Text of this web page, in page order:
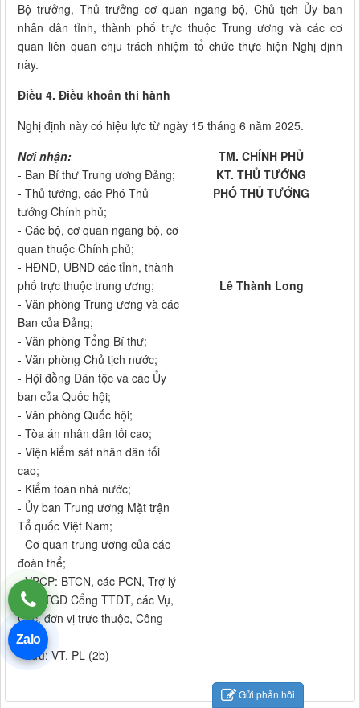
Bộ trưởng, Thủ trưởng cơ quan ngang bộ, Chủ tịch Ủy ban
nhân dân tỉnh, thành phố trực thuộc Trung ương và các cơ
quan liên quan chịu trách nhiệm tổ chức thực hiện Nghị định
này.
Điều 4. Điều khoản thi hành
Nghị định này có hiệu lực từ ngày 15 tháng 6 năm 2025.
Nơi nhận:
- Ban Bí thư Trung ương Đảng;
- Thủ tướng, các Phó Thủ
tướng Chính phủ;
- Các bộ, cơ quan ngang bộ, cơ
quan thuộc Chính phủ;
- HĐND, UBND các tỉnh, thành
phố trực thuộc trung ương;
- Văn phòng Trung ương và các
Ban của Đảng;
- Văn phòng Tổng Bí thư;
- Văn phòng Chủ tịch nước;
- Hội đồng Dân tộc và các Ủy
ban của Quốc hội;
- Văn phòng Quốc hội;
- Tòa án nhân dân tối cao;
- Viện kiểm sát nhân dân tối
cao;
- Kiểm toán nhà nước;
- Ủy ban Trung ương Mặt trận
Tổ quốc Việt Nam;
- Cơ quan trung ương của các
đoàn thể;
- VPCP: BTCN, các PCN, Trợ lý
TTg, TGĐ Cổng TTĐT, các Vụ,
Cục, đơn vị trực thuộc, Công
báo;
- Lưu: VT, PL (2b)
TM. CHÍNH PHỦ
KT. THỦ TƯỚNG
PHÓ THỦ TƯỚNG
Lê Thành Long
Gửi phản hồi
Zalo